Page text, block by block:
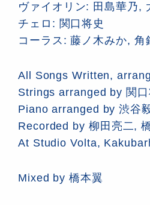
ヴァイオリン: 田島華乃,
チェロ: 関口将史
コーラス: 藤ノ木みか, 角
All Songs Written,
Strings arranged by 関口
Piano arranged by 渋谷
Recorded by 柳田亮二,
At Studio Volta,
Mixed by 橋本翼